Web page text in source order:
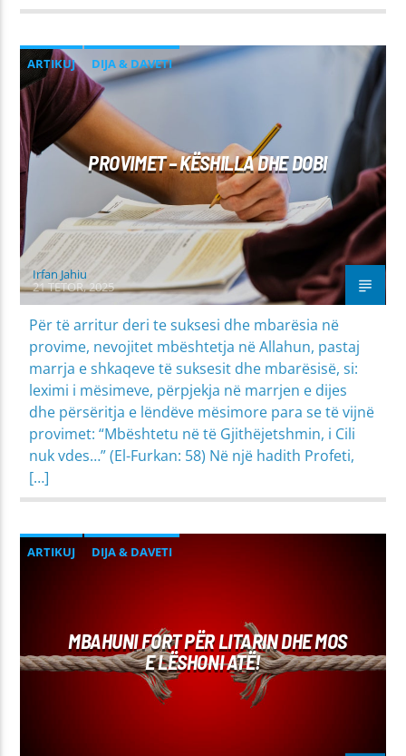
ARTIKUJ
DIJA & DAVETI
MIRËSJELLJA - EDUKATA FETARE
PROVIMET – KËSHILLA DHE DOBI
Irfan Jahiu
21 TETOR, 2025
Për të arritur deri te suksesi dhe mbarësia në
provime, nevojitet mbështetja në Allahun, pastaj
marrja e shkaqeve të suksesit dhe mbarësisë, si:
leximi i mësimeve, përpjekja në marrjen e dijes
dhe përsëritja e lëndëve mësimore para se të vijnë
provimet: “Mbështetu në të Gjithëjetshmin, i Cili
nuk vdes…” (El-Furkan: 58) Në një hadith Profeti,
[…]
ARTIKUJ
DIJA & DAVETI
PROBLEME SHPIRTËRORE & SHOQËRORE
MBAHUNI FORT PËR LITARIN DHE MOS
E LËSHONI ATË!